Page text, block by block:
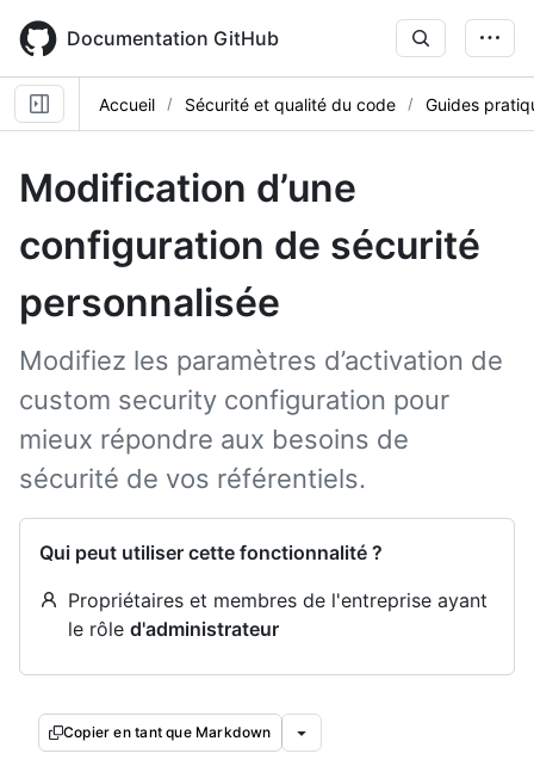
main
content
Documentation GitHub
Accueil Sécurité et qualité du code Guides
Modification d’une
configuration de sécurité
personnalisée
Modifiez les paramètres d’activation de
custom security configuration pour
mieux répondre aux besoins de
sécurité de vos référentiels.
Qui peut utiliser cette fonctionnalité ?
Propriétaires et membres de l'entreprise ayant
le rôle d'administrateur
Copier en tant que Markdown